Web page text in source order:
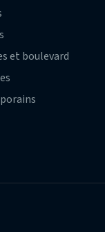
et boulevard